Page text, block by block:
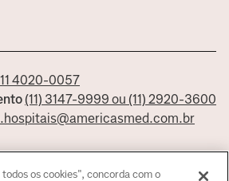
4020-0057
(11) 3147-9999 ou (11) 2920-3600
os cookies", concorda com o